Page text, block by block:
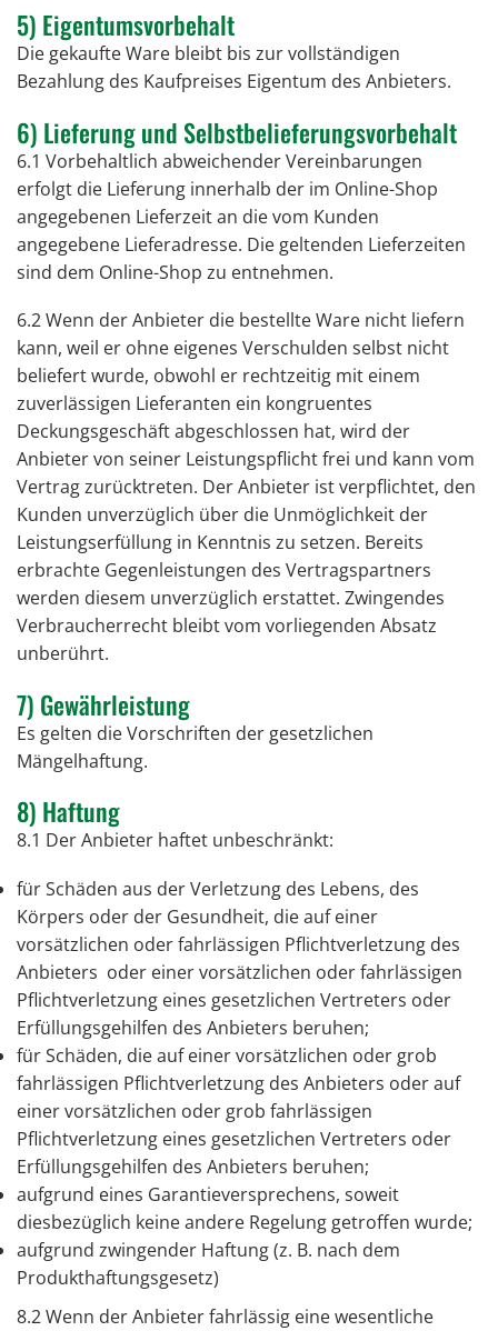
5) Eigentumsvorbehalt
Die gekaufte Ware bleibt bis zur vollständigen
Bezahlung des Kaufpreises Eigentum des Anbieters.
6) Lieferung und Selbstbelieferungsvorbehalt
6.1 Vorbehaltlich abweichender Vereinbarungen
erfolgt die Lieferung innerhalb der im Online-Shop
angegebenen Lieferzeit an die vom Kunden
angegebene Lieferadresse. Die geltenden Lieferzeiten
sind dem Online-Shop zu entnehmen.
6.2 Wenn der Anbieter die bestellte Ware nicht liefern
kann, weil er ohne eigenes Verschulden selbst nicht
beliefert wurde, obwohl er rechtzeitig mit einem
zuverlässigen Lieferanten ein kongruentes
Deckungsgeschäft abgeschlossen hat, wird der
Anbieter von seiner Leistungspflicht frei und kann vom
Vertrag zurücktreten. Der Anbieter ist verpflichtet, den
Kunden unverzüglich über die Unmöglichkeit der
Leistungserfüllung in Kenntnis zu setzen. Bereits
erbrachte Gegenleistungen des Vertragspartners
werden diesem unverzüglich erstattet. Zwingendes
Verbraucherrecht bleibt vom vorliegenden Absatz
unberührt.
7) Gewährleistung
Es gelten die Vorschriften der gesetzlichen
Mängelhaftung.
8) Haftung
8.1 Der Anbieter haftet unbeschränkt:
für Schäden aus der Verletzung des Lebens, des
Körpers oder der Gesundheit, die auf einer
vorsätzlichen oder fahrlässigen Pflichtverletzung des
Anbieters oder einer vorsätzlichen oder fahrlässigen
Pflichtverletzung eines gesetzlichen Vertreters oder
Erfüllungsgehilfen des Anbieters beruhen;
für Schäden, die auf einer vorsätzlichen oder grob
fahrlässigen Pflichtverletzung des Anbieters oder auf
einer vorsätzlichen oder grob fahrlässigen
Pflichtverletzung eines gesetzlichen Vertreters oder
Erfüllungsgehilfen des Anbieters beruhen;
aufgrund eines Garantieversprechens, soweit
diesbezüglich keine andere Regelung getroffen wurde;
aufgrund zwingender Haftung (z. B. nach dem
Produkthaftungsgesetz)
8.2 Wenn der Anbieter fahrlässig eine wesentliche